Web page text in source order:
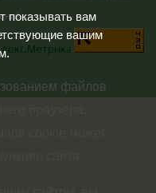
показывать вам
вашим
файлов